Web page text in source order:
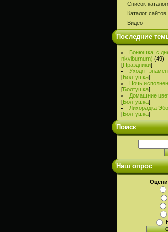
Список
Каталог сайтов
Видео
Последние
Бонюшка, с
nkviburnum) (49)
[Праздники]
Уходят
[Болтушка]
Ночь
[Болтушка]
Домашние
[Болтушка]
Лихорадка
[Болтушка]
Поиск
Наш опрос